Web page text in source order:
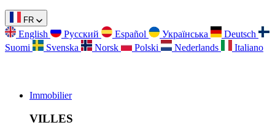
FR
English Русский Español Українська
Deutsch
Suomi
Svenska Norsk Polski Nederlands Italiano
Immobilier
VILLES